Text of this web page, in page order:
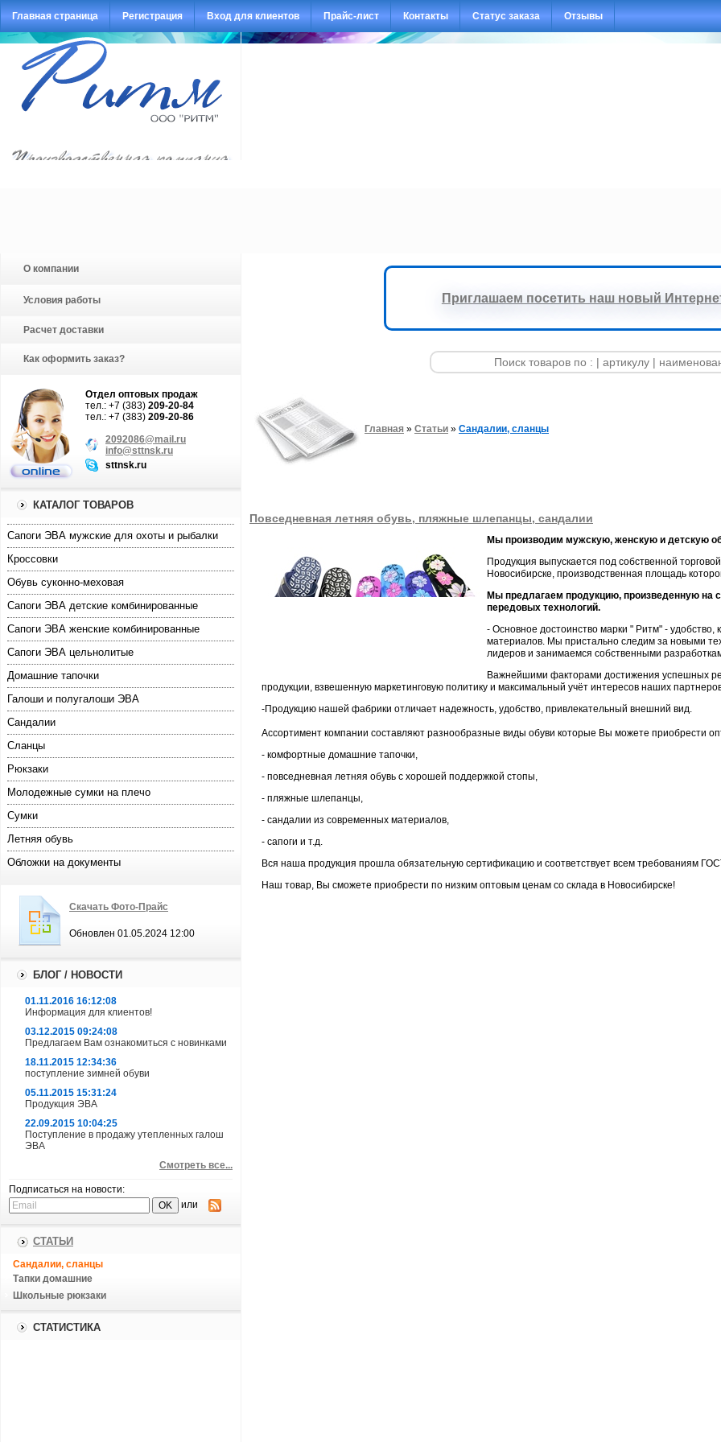
Главная страница Регистрация Вход для клиентов Прайс-лист Контакты Статус заказа Отзывы
О компании
Условия работы
Расчет доставки
Как оформить заказ?
Отдел оптовых продаж
тел.: +7 (383) 209-20-84
тел.: +7 (383) 209-20-86
2092086@mail.ru
info@sttnsk.ru
sttnsk.ru
КАТАЛОГ ТОВАРОВ
Cапоги ЭВА мужские для охоты и рыбалки
Кроссовки
Обувь суконно-меховая
Сапоги ЭВА детские комбинированные
Сапоги ЭВА женские комбинированные
Сапоги ЭВА цельнолитые
Домашние тапочки
Галоши и полугалоши ЭВА
Сандалии
Сланцы
Рюкзаки
Молодежные сумки на плечо
Сумки
Летняя обувь
Обложки на документы
Скачать Фото-Прайс
Обновлен 01.05.2024 12:00
БЛОГ / НОВОСТИ
01.11.2016 16:12:08
Информация для клиентов!
03.12.2015 09:24:08
Предлагаем Вам ознакомиться с новинками
18.11.2015 12:34:36
поступление зимней обуви
05.11.2015 15:31:24
Продукция ЭВА
22.09.2015 10:04:25
Поступление в продажу утепленных галош
ЭВА
Смотреть все...
Подписаться на новости:
или
СТАТЬИ
Сандалии, сланцы
Тапки домашние
Школьные рюкзаки
СТАТИСТИКА
Приглашаем посетить наш новый
Главная » Статьи » Сандалии, сланцы
Повседневная летняя обувь, пляжные шлепанцы, сандалии
Мы производим мужскую, женскую и детскую
Продукция выпускается под собственной
Новосибирске, производственная площадь
Мы предлагаем продукцию, произведенную на
передовых технологий.
- Основное достоинство марки " Ритм" -
материалов. Мы пристально следим за новыми
лидеров и занимаемся собственными
Важнейшими факторами достижения успешных
продукции, взвешенную маркетинговую политику и максимальный учёт интересов наших
-Продукцию нашей фабрики отличает надежность, удобство, привлекательный внешний вид.
Ассортимент компании составляют разнообразные виды обуви которые Вы можете приобрести
- комфортные домашние тапочки,
- повседневная летняя обувь с хорошей поддержкой стопы,
- пляжные шлепанцы,
- сандалии из современных материалов,
- сапоги и т.д.
Вся наша продукция прошла обязательную сертификацию и соответствует всем требованиям
Наш товар, Вы сможете приобрести по низким оптовым ценам со склада в Новосибирске!